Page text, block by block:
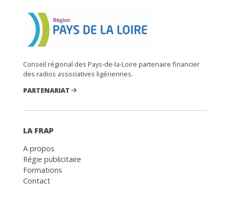
Conseil régional des Pays-de-la-Loire partenaire financier
des radios associatives ligériennes.
PARTENARIAT
LA FRAP
A propos
Régie publicitaire
Formations
Contact